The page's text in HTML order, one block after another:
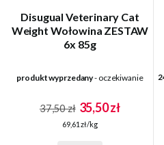
Disugual Veterinary Cat
Weight Wołowina ZESTAW
6x 85g
produkt wyprzedany- oczekiwanie
37,50 zł 35,50 zł
69,61 zł/kg